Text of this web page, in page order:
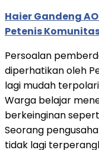
Haier Gandeng
Petenis
Persoalan
diperhatikan oleh
lagi mudah
Warga belajar
berkeinginan
Seorang
tidak lagi